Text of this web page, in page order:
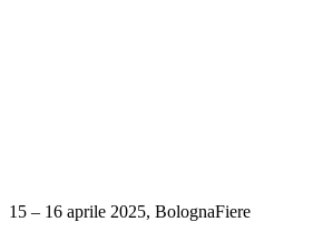
15 – 16 aprile 2025, BolognaFiere